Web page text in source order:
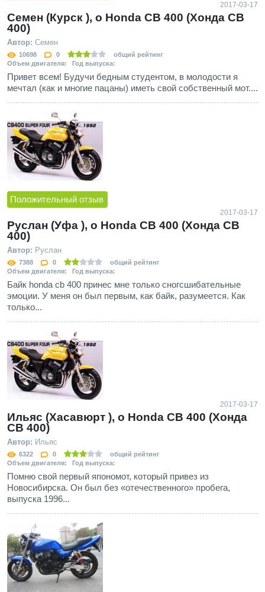
2017-03-17
Семен (Курск ), о Honda CB 400 (Хонда СВ
400)
Автор: Семен
10698 0
общий рейтинг
Объем двигателя: Год выпуска:
Привет всем! Будучи бедным студентом, в молодости я
мечтал (как и многие пацаны) иметь свой собственный мот....
Положительный отзыв
2017-03-17
Руслан (Уфа ), о Honda CB 400 (Хонда СВ
400)
Автор: Руслан
7388 0
общий рейтинг
Объем двигателя: Год выпуска:
Байк honda cb 400 принес мне только сногсшибательные
эмоции. У меня он был первым, как байк, разумеется. Как
только...
2017-03-17
Ильяс (Хасавюрт ), о Honda CB 400 (Хонда
СВ 400)
Автор: Ильяс
6322 0
общий рейтинг
Объем двигателя: Год выпуска:
Помню свой первый япономот, который привез из
Новосибирска. Он был без «отечественного» пробега,
выпуска 1996...